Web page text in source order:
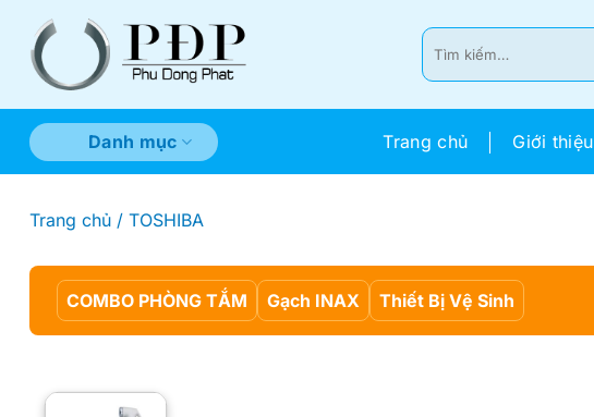
Tìm
kiếm:
Danh mục Trang chủ Giới thiệu
Trang chủ / TOSHIBA
COMBO PHÒNG TẮM Gạch INAX Thiết Bị Vệ Sinh